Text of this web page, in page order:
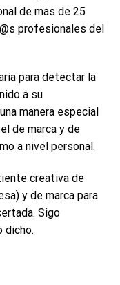
de mas de 25
profesionales del
para detectar la
a su
manera especial
de marca y de
a nivel personal.
creativa de
y de marca para
Sigo
dicho.